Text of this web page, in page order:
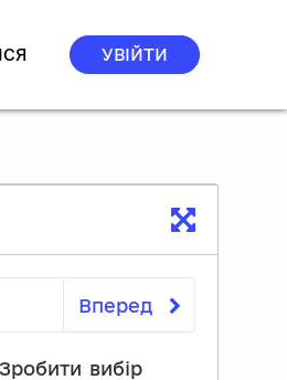
УВІЙТИ
Вперед
Перелік посилань на
вибір